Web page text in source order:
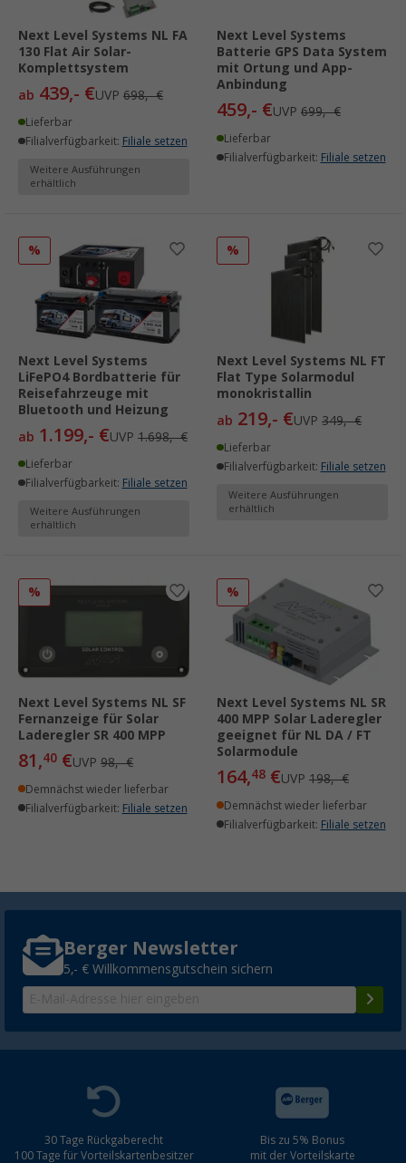
Next Level Systems NL FA
130 Flat Air Solar-
Komplettsystem
ab 439,- €UVP 698,- €
Lieferbar
Filialverfügbarkeit: Filiale setzen
Weitere Ausführungen
erhältlich
Next Level Systems
Batterie GPS Data System
mit Ortung und App-
Anbindung
459,- €UVP 699,- €
Lieferbar
Filialverfügbarkeit: Filiale setzen
%
Next Level Systems
LiFePO4 Bordbatterie für
Reisefahrzeuge mit
Bluetooth und Heizung
ab 1.199,- €UVP 1.698,- €
Lieferbar
Filialverfügbarkeit: Filiale setzen
Weitere Ausführungen
erhältlich
%
Next Level Systems NL FT
Flat Type Solarmodul
monokristallin
ab 219,- €UVP 349,- €
Lieferbar
Filialverfügbarkeit: Filiale setzen
Weitere Ausführungen
erhältlich
%
Next Level Systems NL SF
Fernanzeige für Solar
Laderegler SR 400 MPP
81,40 €UVP 98,- €
Demnächst wieder lieferbar
Filialverfügbarkeit: Filiale setzen
%
Next Level Systems NL SR
400 MPP Solar Laderegler
geeignet für NL DA / FT
Solarmodule
164,48 €UVP 198,- €
Demnächst wieder lieferbar
Filialverfügbarkeit: Filiale setzen
Berger Newsletter
5,- € Willkommensgutschein sichern
30 Tage Rückgaberecht
100 Tage für Vorteilskartenbesitzer
Bis zu 5% Bonus
mit der Vorteilskarte